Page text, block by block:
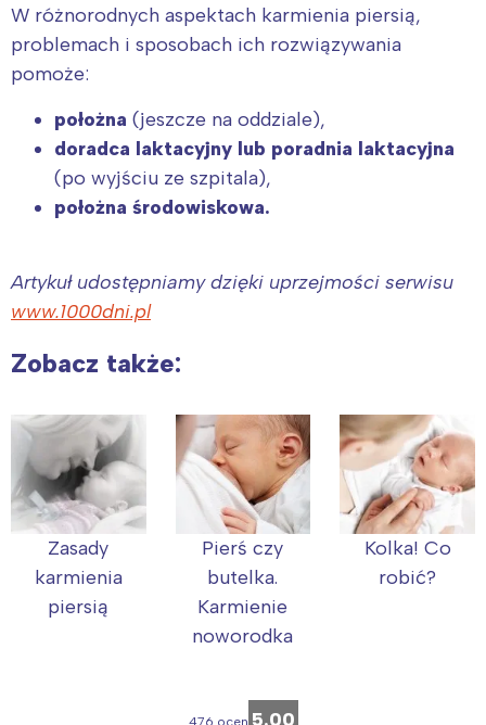
W różnorodnych aspektach karmienia piersią,
problemach i sposobach ich rozwiązywania
pomoże:
położna (jeszcze na oddziale),
doradca laktacyjny lub poradnia laktacyjna
(po wyjściu ze szpitala),
położna środowiskowa.
Artykuł udostępniamy dzięki uprzejmości serwisu
www.1000dni.pl
Zobacz także:
Zasady
karmienia
piersią
Pierś czy
butelka.
Karmienie
noworodka
Kolka! Co
robić?
476 ocen 5.00